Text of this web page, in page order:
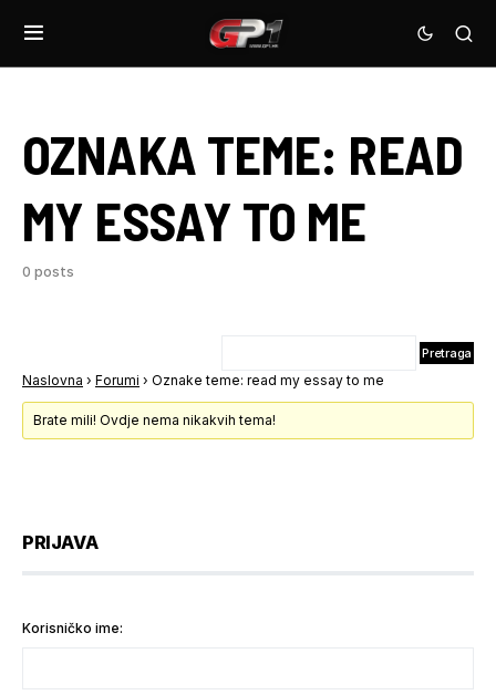
OZNAKA TEME: READ
MY ESSAY TO ME
0 posts
Naslovna › Forumi › Oznake teme: read my essay to me
Brate mili! Ovdje nema nikakvih tema!
PRIJAVA
Korisničko ime: